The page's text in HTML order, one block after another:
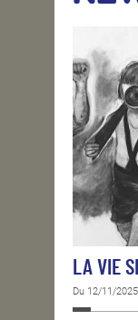
CONTACTS
LA VIE
Du 12/11/